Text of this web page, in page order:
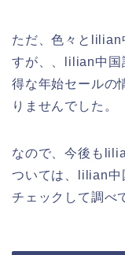
ただ、色々とlilian
すが、、lilian中国
得な年始セールの
りませんでした。
なので、今後も
ついては、lilian中
チェックして調べ